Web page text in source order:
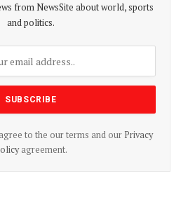
from NewsSite about world, sports
and politics.
to the our terms and our Privacy
agreement.